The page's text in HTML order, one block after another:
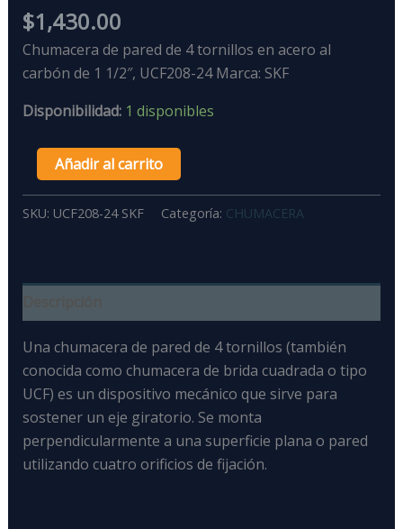
$1,430.00
Chumacera de pared de 4 tornillos en acero al
carbón de 1 1/2″, UCF208-24 Marca: SKF
Disponibilidad: 1 disponibles
Añadir al carrito
SKU: UCF208-24 SKF Categoría: CHUMACERA
Una chumacera de pared de 4 tornillos (también
conocida como chumacera de brida cuadrada o tipo
UCF) es un dispositivo mecánico que sirve para
sostener un eje giratorio. Se monta
perpendicularmente a una superficie plana o pared
utilizando cuatro orificios de fijación.